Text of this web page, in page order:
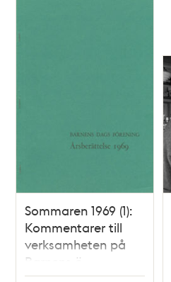
Sommaren 1969 (1):
Kommentarer till
verksamheten på
Barnens ö